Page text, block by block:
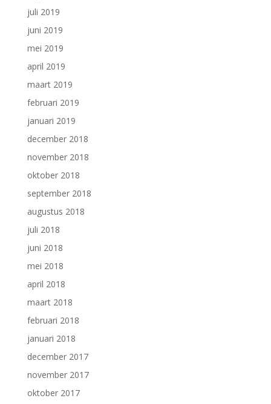
juli 2019
juni 2019
mei 2019
april 2019
maart 2019
februari 2019
januari 2019
december 2018
november 2018
oktober 2018
september 2018
augustus 2018
juli 2018
juni 2018
mei 2018
april 2018
maart 2018
februari 2018
januari 2018
december 2017
november 2017
oktober 2017